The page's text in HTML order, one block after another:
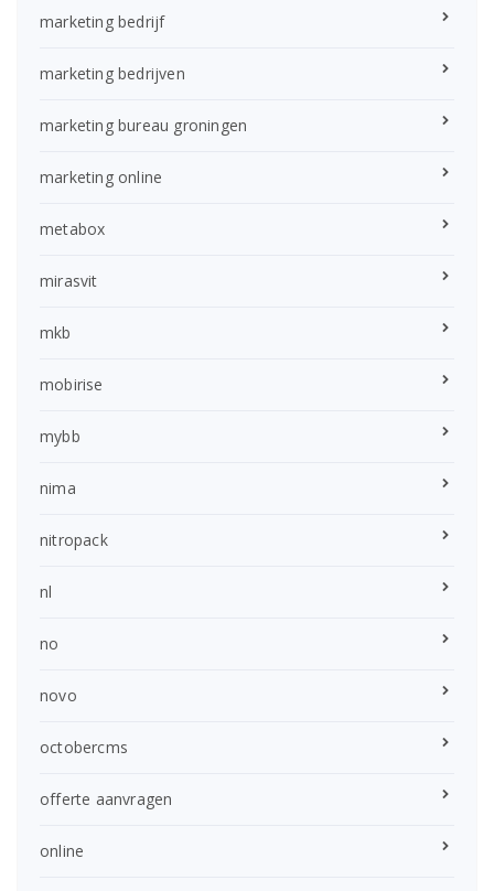
marketing bedrijf
marketing bedrijven
marketing bureau groningen
marketing online
metabox
mirasvit
mkb
mobirise
mybb
nima
nitropack
nl
no
novo
octobercms
offerte aanvragen
online